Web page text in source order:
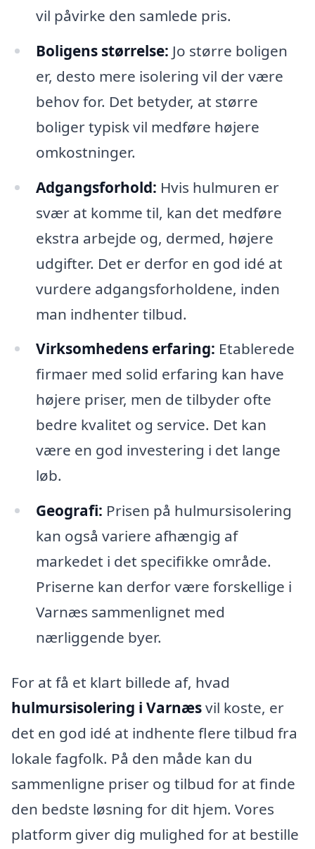
vil påvirke den samlede pris.
Boligens størrelse: Jo større boligen
er, desto mere isolering vil der være
behov for. Det betyder, at større
boliger typisk vil medføre højere
omkostninger.
Adgangsforhold: Hvis hulmuren er
svær at komme til, kan det medføre
ekstra arbejde og, dermed, højere
udgifter. Det er derfor en god idé at
vurdere adgangsforholdene, inden
man indhenter tilbud.
Virksomhedens erfaring: Etablerede
firmaer med solid erfaring kan have
højere priser, men de tilbyder ofte
bedre kvalitet og service. Det kan
være en god investering i det lange
løb.
Geografi: Prisen på hulmursisolering
kan også variere afhængig af
markedet i det specifikke område.
Priserne kan derfor være forskellige i
Varnæs sammenlignet med
nærliggende byer.
For at få et klart billede af, hvad
hulmursisolering i Varnæsvil koste, er
det en god idé at indhente flere tilbud fra
lokale fagfolk. På den måde kan du
sammenligne priser og tilbud for at finde
den bedste løsning for dit hjem. Vores
platform giver dig mulighed for at bestille